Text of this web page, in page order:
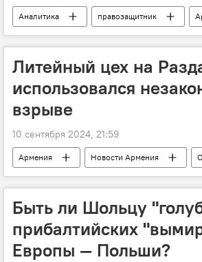
Аналитика правозащитник
военнопленные
Конференция
Литейный цех на
использовался
взрыве
10 сентября 2024, 21:59
Армения Новости Армения
Быть ли Шольцу
прибалтийских
Европы — Польши?